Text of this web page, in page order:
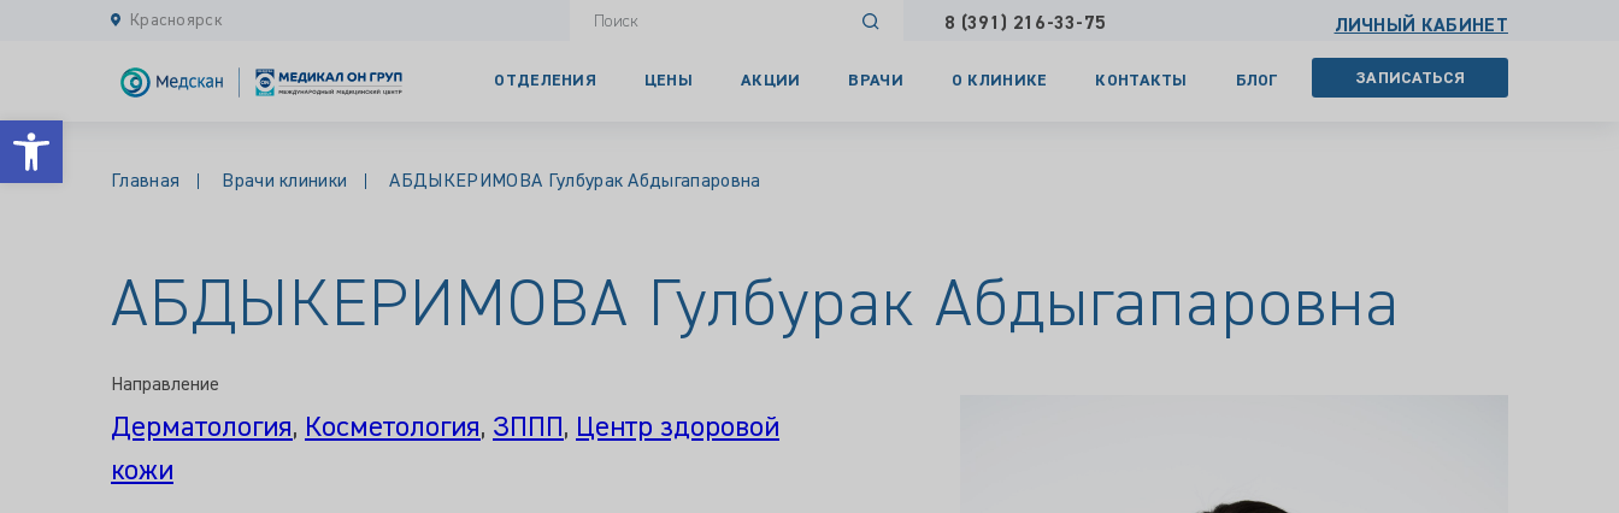
Открыть панель инструментов
Красноярск 8 (391) 216-33-75 ЛИЧНЫЙ КАБИНЕТ
ОТДЕЛЕНИЯ ЦЕНЫ АКЦИИ ВРАЧИ О КЛИНИКЕ КОНТАКТЫ БЛОГ ЗАПИСАТЬСЯ
Главная Врачи клиники АБДЫКЕРИМОВА Гулбурак Абдыгапаровна
АБДЫКЕРИМОВА Гулбурак Абдыгапаровна
Направление
Дерматология, Косметология, ЗППП , Центр здоровой
кожи